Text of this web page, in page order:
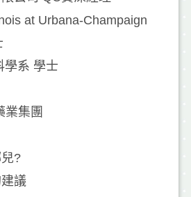
at Urbana-Champaign
學系 學士
業集團
?
議